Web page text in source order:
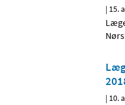
| 15.
| 10.